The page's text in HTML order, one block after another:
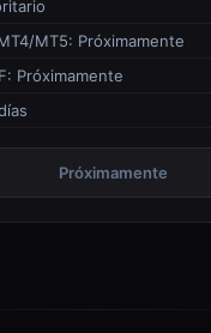
MT5: Próximamente
Próximamente
Próximamente